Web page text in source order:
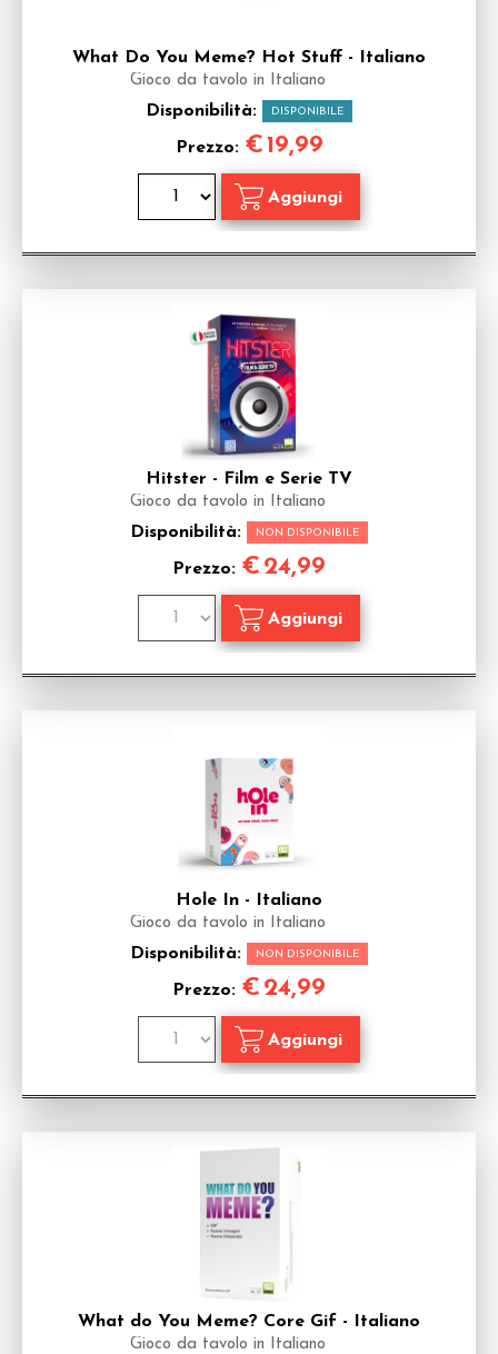
What Do You Meme? Hot Stuff - Italiano
Gioco da tavolo in Italiano
Disponibilità: DISPONIBILE
Prezzo: €19,99
Hitster - Film e Serie TV
Gioco da tavolo in Italiano
Disponibilità: NON DISPONIBILE
Prezzo: € 24,99
Hole In - Italiano
Gioco da tavolo in Italiano
Disponibilità: NON DISPONIBILE
Prezzo: € 24,99
What do You Meme? Core Gif - Italiano
Gioco da tavolo in Italiano